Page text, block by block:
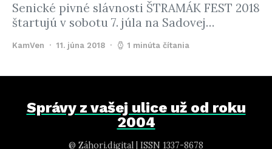
Senické pivné slávnosti ŠTRAMÁK FEST 2018
štartujú v sobotu 7. júla na Sadovej…
KamVen 11. júna 2018 1 minúta čítania
Správy z vašej ulice už od roku
2004
@ Záhori.digital | ISSN 1337-8678